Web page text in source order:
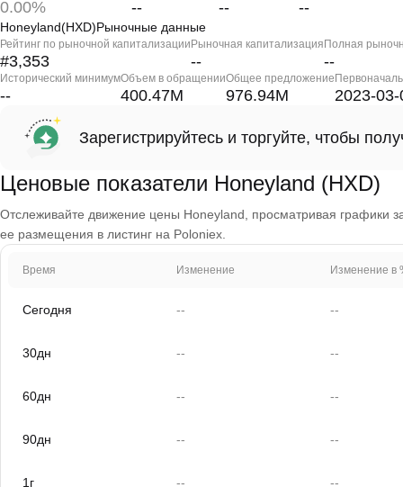
0.00% -- -- --
Honeyland(HXD)Рыночные данные
Рейтинг по рыночной капитализации
#3,353
Рыночная капитализация
--
Полная
--
Исторический минимум
--
Объем в обращении
400.47M
Общее предложение
976.94M 2023-03-
Зарегистрируйтесь и торгуйте, чтобы
Ценовые показатели Honeyland (HXD)
Отслеживайте движение цены Honeyland, просматривая графики
ее размещения в листинг на Poloniex.
Время Изменение Изменение в
Сегодня -- --
30дн -- --
60дн -- --
90дн -- --
1г -- --